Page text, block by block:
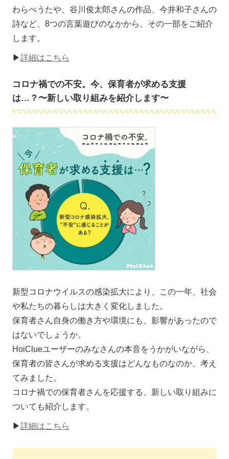
わらべうたや、谷川俊太郎さんの作品、今井和子さんの
詩など、8つの言葉遊びのなかから、その一部をご紹介
します。
▶詳細はこちら
コロナ禍での不安。今、保育者が求める支援
は…？〜新しい取り組みを紹介します〜
新型コロナウイルスの感染拡大により、この一年、社会
や私たちの暮らしは大きく変化しました。
保育者さん自身の働き方や環境にも、影響があったので
はないでしょうか。
HoiClueユーザーのみなさんの本音をうかがいながら、
保育者の皆さんが求める支援はどんなものなのか、考え
てみました。
コロナ禍での保育者さんを応援する、新しい取り組みに
ついても紹介します。
▶詳細はこちら